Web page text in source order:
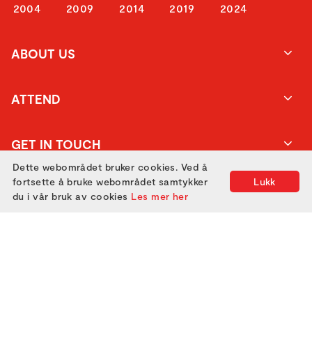
2004
2009
2014
2019
2024
ABOUT US
ATTEND
GET IN TOUCH
Lukk
Dette webområdet bruker cookies. Ved å
fortsette å bruke webområdet samtykker
du i vår bruk av cookies Les mer her